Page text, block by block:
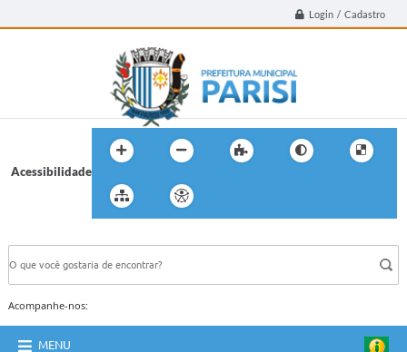
Login / Cadastro
Acessibilidade
Acompanhe-nos:
MENU